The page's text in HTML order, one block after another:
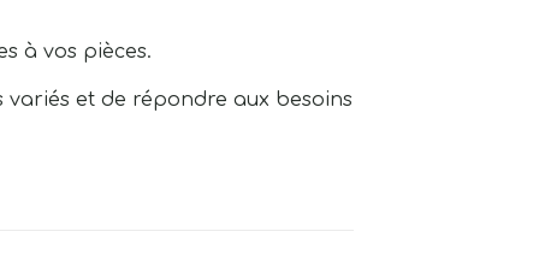
à vos pièces.
et de répondre aux besoins